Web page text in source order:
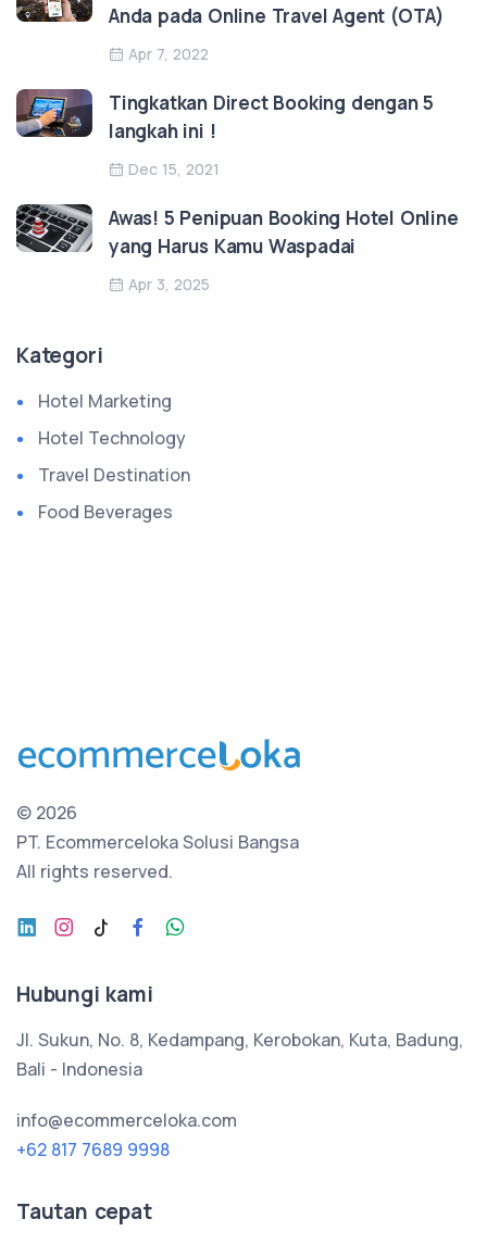
Anda pada Online Travel Agent (OTA)
Apr 7, 2022
Tingkatkan Direct Booking dengan 5
langkah ini !
Dec 15, 2021
Awas! 5 Penipuan Booking Hotel Online
yang Harus Kamu Waspadai
Apr 3, 2025
Kategori
Hotel Marketing
Hotel Technology
Travel Destination
Food Beverages
© 2026
PT. Ecommerceloka Solusi Bangsa
All rights reserved.
Hubungi kami
Jl. Sukun, No. 8, Kedampang, Kerobokan, Kuta, Badung,
Bali - Indonesia
info@ecommerceloka.com
+62 817 7689 9998
Tautan cepat